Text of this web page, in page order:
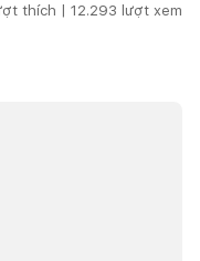
thích | 12.293 lượt xem